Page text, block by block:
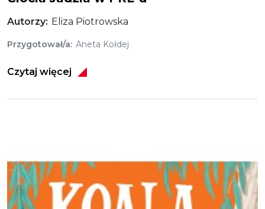
Autorzy Eliza Piotrowska
Przygotował/a Aneta Kołdej
Czytaj więcej